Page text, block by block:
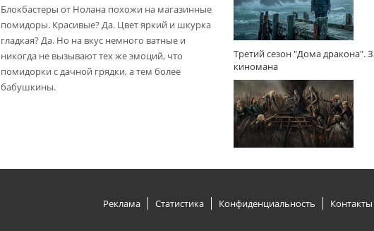
Блокбастеры от Нолана похожи на магазинные
помидоры. Красивые? Да. Цвет яркий и шкурка
гладкая? Да. Но на вкус немного ватные и
никогда не вызывают тех же эмоций, что
помидорки с дачной грядки, а тем более
бабушкины.
Третий сезон "Дома дракона".
киномана
Реклама Статистика Конфиденциальность Контакты